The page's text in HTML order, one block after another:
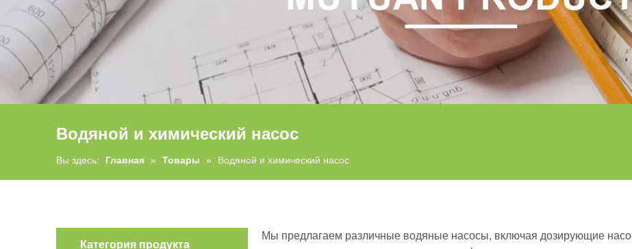
Водяной и химический насос
Вы здесь: Главная » Товары » Водяной и химический насос
Категория продукта
Мы предлагаем различные водяные насосы, включая дозирующие